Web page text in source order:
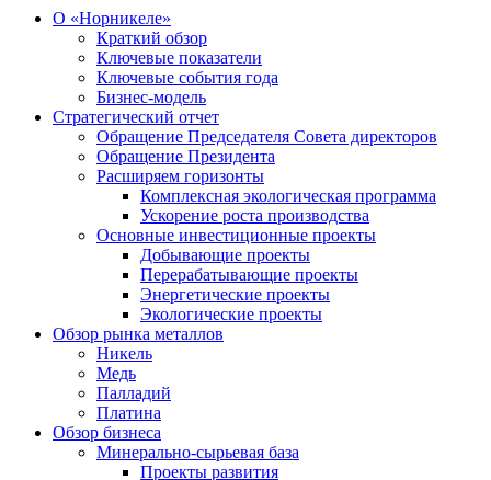
О «Норникеле»
Краткий обзор
Ключевые показатели
Ключевые события года
Бизнес-модель
Стратегический отчет
Обращение Председателя Совета директоров
Обращение Президента
Расширяем горизонты
Комплексная экологическая программа
Ускорение роста производства
Основные инвестиционные проекты
Добывающие проекты
Перерабатывающие проекты
Энергетические проекты
Экологические проекты
Обзор рынка металлов
Никель
Медь
Палладий
Платина
Обзор бизнеса
Минерально-сырьевая база
Проекты развития